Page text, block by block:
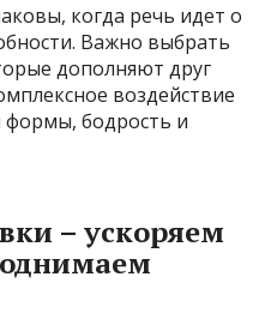
когда речь идет о
Важно выбрать
дополняют друг
воздействие
формы, бодрость и
– ускоряем